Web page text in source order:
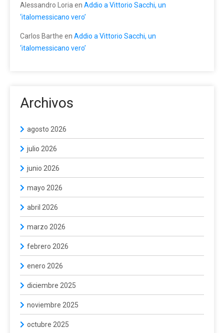
Alessandro Loria en Addio a Vittorio Sacchi, un
‘italomessicano vero’
Carlos Barthe en Addio a Vittorio Sacchi, un
‘italomessicano vero’
Archivos
agosto 2026
julio 2026
junio 2026
mayo 2026
abril 2026
marzo 2026
febrero 2026
enero 2026
diciembre 2025
noviembre 2025
octubre 2025